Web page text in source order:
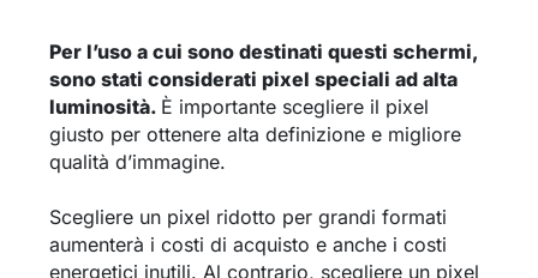
Per l’uso a cui sono destinati questi schermi,
sono stati considerati pixel speciali ad alta
luminosità. È importante scegliere il pixel
giusto per ottenere alta definizione e migliore
qualità d’immagine.
Scegliere un pixel ridotto per grandi formati
aumenterà i costi di acquisto e anche i costi
energetici inutili. Al contrario, scegliere un pixel